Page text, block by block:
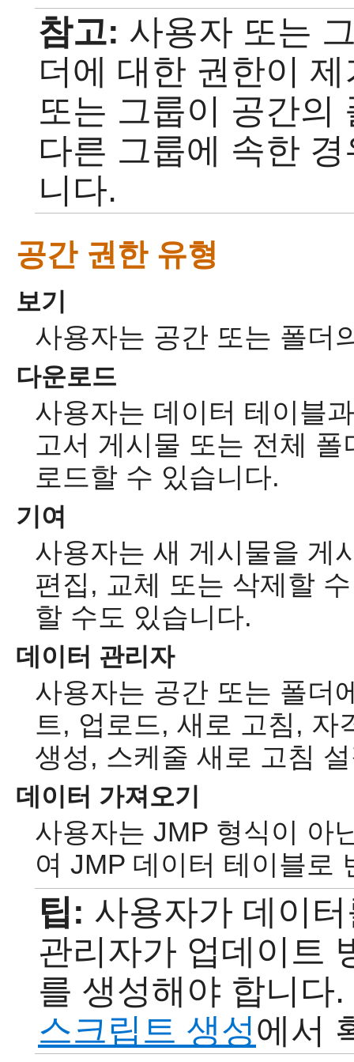
참고: 사용자 또는
더에 대한 권한이
또는 그룹이 공간의
다른 그룹에 속한
니다.
공간 권한 유형
보기
사용자는 공간 또는 폴더
다운로드
사용자는 데이터 테이블
고서 게시물 또는 전체
로드할 수 있습니다.
기여
사용자는 새 게시물을 게
편집, 교체 또는 삭제할
할 수도 있습니다.
데이터 관리자
사용자는 공간 또는 폴더
트, 업로드, 새로 고침, 자
생성, 스케줄 새로 고침
데이터 가져오기
사용자는 JMP 형식이 아
여 JMP 데이터 테이블로
팁: 사용자가 데이
관리자가 업데이트
를 생성해야 합니
스크립트 생성에서